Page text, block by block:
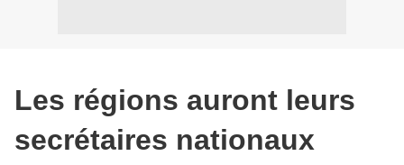
Les régions auront leurs
secrétaires nationaux